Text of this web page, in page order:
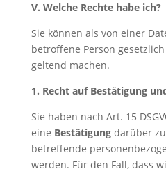
V. Welche Rechte habe ich?
Sie können als von einer
betroffene Person
geltend machen.
1. Recht auf Bestätigung
Sie haben nach Art. 15
eine Bestätigungdarüber zu
betreffende
werden. Für den Fall, dass